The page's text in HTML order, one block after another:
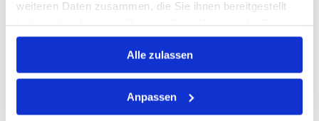
weiteren Daten zusammen, die Sie ihnen bereitgestellt
gesammelt haben.
Alle zulassen
Anpassen
PRODUKTBESCHREIBUNG
ALLE SPEZIFIKATIONEN